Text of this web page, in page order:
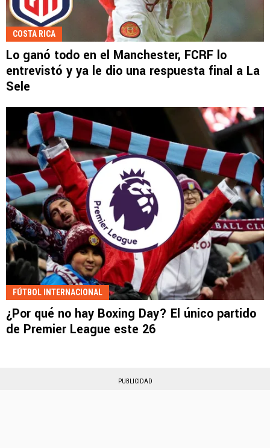
COSTA RICA
Lo ganó todo en el Manchester, FCRF lo
entrevistó y ya le dio una respuesta final a La
Sele
FÚTBOL INTERNACIONAL
¿Por qué no hay Boxing Day? El único partido
de Premier League este 26
PUBLICIDAD